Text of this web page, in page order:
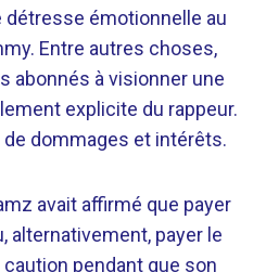
émotionnelle au
Entre autres choses,
abonnés à visionner une
explicite du rappeur.
de dommages et intérêts.
avait affirmé que payer
alternativement, payer le
pendant que son